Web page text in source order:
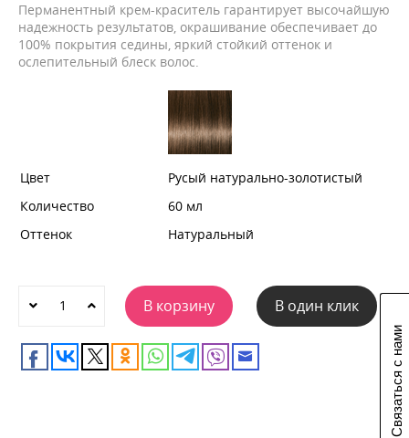
Связаться с нами
Перманентный крем-краситель гарантирует высочайшую
надежность результатов, окрашивание обеспечивает до
100% покрытия седины, яркий стойкий оттенок и
ослепительный блеск волос.
Цвет
Русый натурально-золотистый
Количество
60 мл
Оттенок
Натуральный
В корзину В один клик